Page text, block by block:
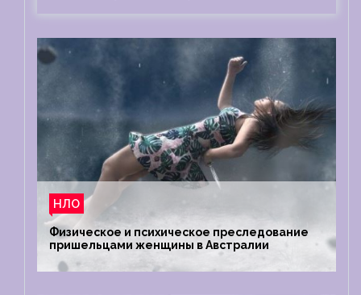
НЛО
Физическое и психическое преследование
пришельцами женщины в Австралии